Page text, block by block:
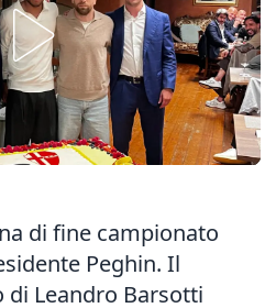
di fine campionato
Peghin. Il
Leandro Barsotti